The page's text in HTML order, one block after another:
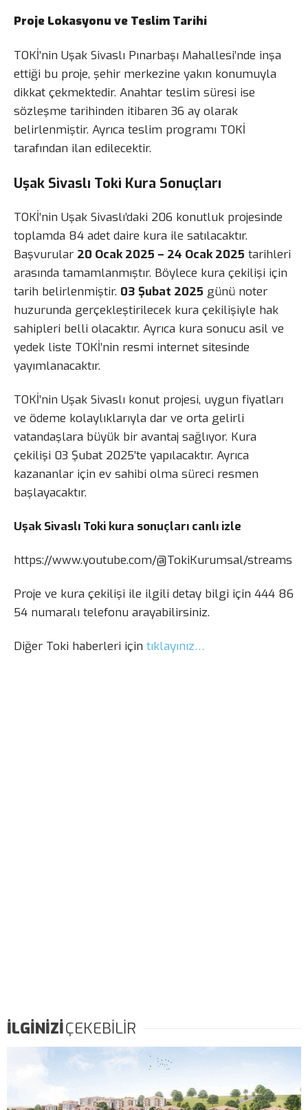
Proje Lokasyonu ve Teslim Tarihi
TOKİ’nin Uşak Sivaslı Pınarbaşı Mahallesi’nde inşa
ettiği bu proje, şehir merkezine yakın konumuyla
dikkat çekmektedir. Anahtar teslim süresi ise
sözleşme tarihinden itibaren 36 ay olarak
belirlenmiştir. Ayrıca teslim programı TOKİ
tarafından ilan edilecektir.
Uşak Sivaslı Toki Kura Sonuçları
TOKİ’nin Uşak Sivaslı’daki 206 konutluk projesinde
toplamda 84 adet daire kura ile satılacaktır.
Başvurular 20 Ocak 2025 – 24 Ocak 2025 tarihleri
arasında tamamlanmıştır. Böylece kura çekilişi için
tarih belirlenmiştir. 03 Şubat 2025 günü noter
huzurunda gerçekleştirilecek kura çekilişiyle hak
sahipleri belli olacaktır. Ayrıca kura sonucu asil ve
yedek liste TOKİ’nin resmi internet sitesinde
yayımlanacaktır.
TOKİ’nin Uşak Sivaslı konut projesi, uygun fiyatları
ve ödeme kolaylıklarıyla dar ve orta gelirli
vatandaşlara büyük bir avantaj sağlıyor. Kura
çekilişi 03 Şubat 2025’te yapılacaktır. Ayrıca
kazananlar için ev sahibi olma süreci resmen
başlayacaktır.
Uşak Sivaslı Toki kura sonuçları canlı izle
https://www.youtube.com/@TokiKurumsal/streams
Proje ve kura çekilişi ile ilgili detay bilgi için 444 86
54 numaralı telefonu arayabilirsiniz.
Diğer Toki haberleri için tıklayınız…
İLGİNİZİÇEKEBİLİR